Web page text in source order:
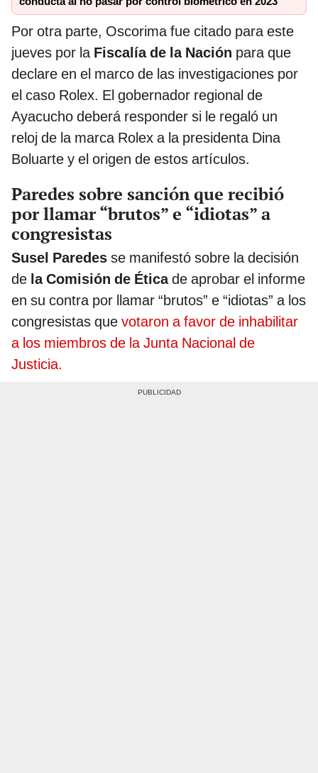
Por otra parte, Oscorima fue citado para este
jueves por laFiscalía de la Nación para que
declare en el marco de las investigaciones por
el caso Rolex. El gobernador regional de
Ayacucho deberá responder si le regaló un
reloj de la marca Rolex a la presidenta Dina
Boluarte y el origen de estos artículos.
Paredes sobre sanción que recibió
por llamar “brutos” e “idiotas” a
congresistas
Susel Paredes se manifestó sobre la decisión
de la Comisión de Éticade aprobar el informe
en su contra por llamar “brutos” e “idiotas” a los
congresistas que votaron a favor de inhabilitar
a los miembros de la Junta Nacional de
Justicia.